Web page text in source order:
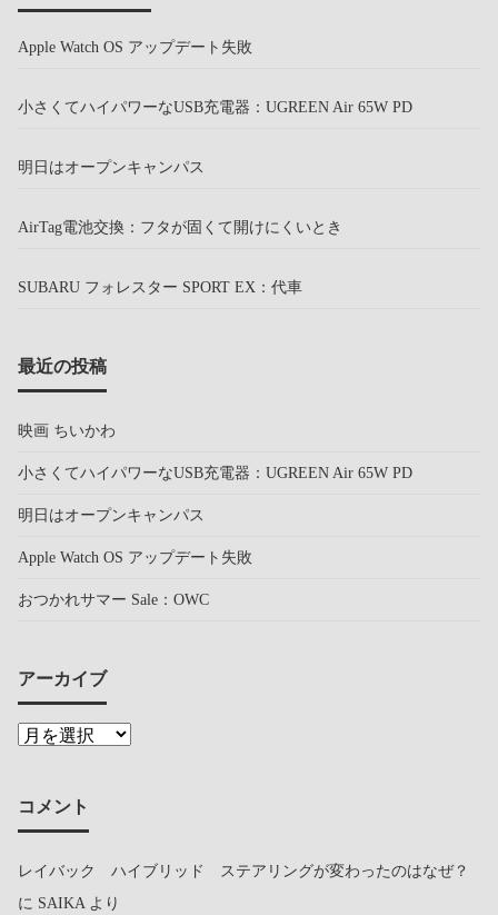
Apple Watch OS アップデート失敗
小さくてハイパワーなUSB充電器：UGREEN Air 65W PD
明日はオープンキャンパス
AirTag電池交換：フタが固くて開けにくいとき
SUBARU フォレスター SPORT EX：代車
最近の投稿
映画 ちいかわ
小さくてハイパワーなUSB充電器：UGREEN Air 65W PD
明日はオープンキャンパス
Apple Watch OS アップデート失敗
おつかれサマー Sale：OWC
アーカイブ
コメント
レイバック ハイブリッド ステアリングが変わったのはなぜ？
に SAIKA より